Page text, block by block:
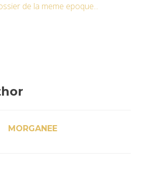
de la meme epoque...
MORGANEE